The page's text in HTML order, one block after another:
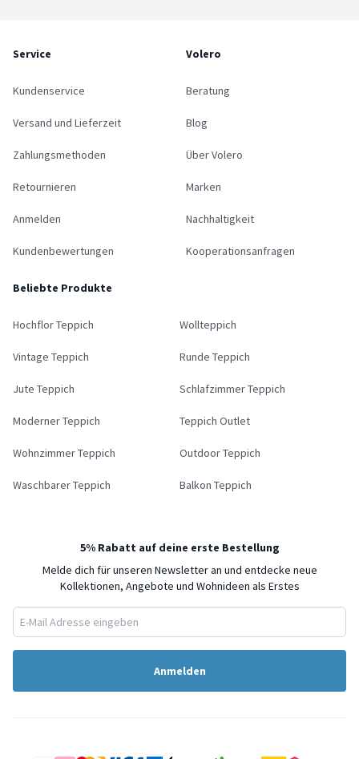
Service
Kundenservice
Versand und Lieferzeit
Zahlungsmethoden
Retournieren
Anmelden
Kundenbewertungen
Volero
Beratung
Blog
Über Volero
Marken
Nachhaltigkeit
Kooperationsanfragen
Beliebte Produkte
Hochflor Teppich Wollteppich
Vintage Teppich Runde Teppich
Jute Teppich Schlafzimmer Teppich
Moderner Teppich Teppich Outlet
Wohnzimmer Teppich Outdoor Teppich
Waschbarer Teppich Balkon Teppich
5% Rabatt auf deine erste Bestellung
Melde dich für unseren Newsletter an und entdecke neue
Kollektionen, Angebote und Wohnideen als Erstes
Anmelden